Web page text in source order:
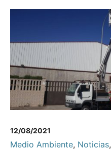
12/08/2021
Medio Ambiente, Noticias,